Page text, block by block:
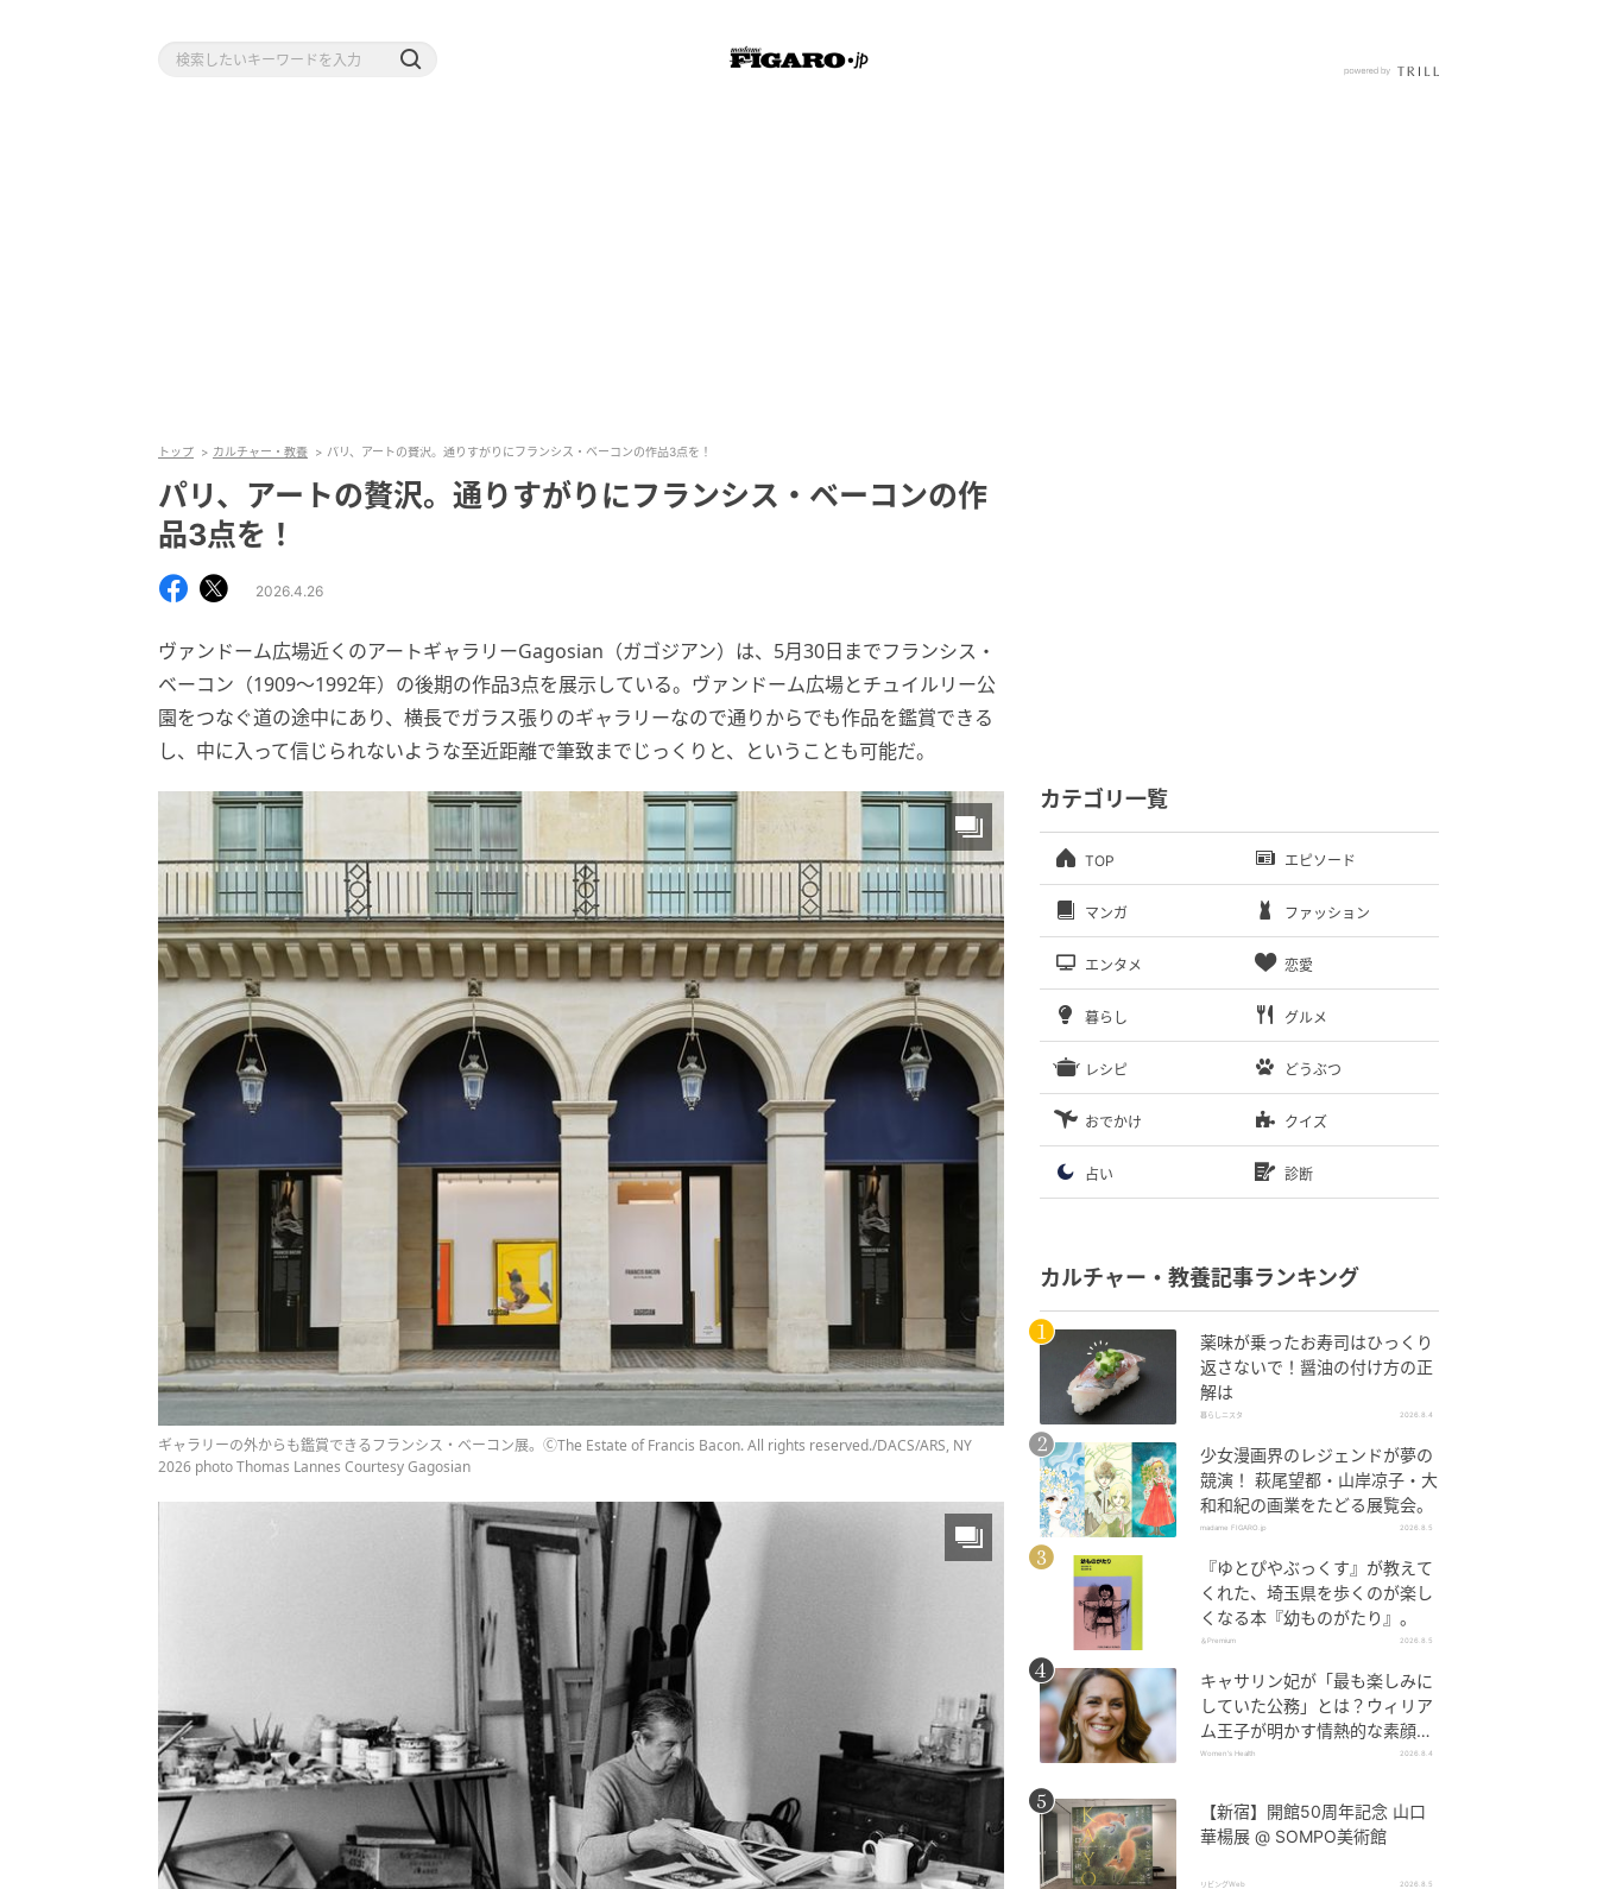
トップ カルチャー・教養 パリ、アートの贅沢。通りすがりにフランシス・ベーコンの作品3点を！
パリ、アートの贅沢。通りすがりにフランシス・ベーコンの作
品3点を！
2026.4.26
ヴァンドーム広場近くのアートギャラリーGagosian（ガゴジアン）は、5月30日までフランシス・
ベーコン（1909～1992年）の後期の作品3点を展示している。ヴァンドーム広場とチュイルリー公
園をつなぐ道の途中にあり、横長でガラス張りのギャラリーなので通りからでも作品を鑑賞できる
し、中に入って信じられないような至近距離で筆致までじっくりと、ということも可能だ。
ギャラリーの外からも鑑賞できるフランシス・ベーコン展。ⒸThe Estate of Francis Bacon. All rights reserved./DACS/ARS, NY
2026 photo Thomas Lannes Courtesy Gagosian
カテゴリ一覧
TOP エピソード
マンガ ファッション
エンタメ 恋愛
暮らし グルメ
レシピ どうぶつ
おでかけ クイズ
占い 診断
カルチャー・教養記事ランキング
薬味が乗ったお寿司はひっくり
返さないで！醤油の付け方の正
解は
暮らしニスタ 2026.8.4
少女漫画界のレジェンドが夢の
競演！ 萩尾望都・山岸凉子・大
和和紀の画業をたどる展覧会。
madame FIGARO.jp 2026.8.5
『ゆとぴやぶっくす』が教えて
くれた、埼玉県を歩くのが楽し
くなる本『幼ものがたり』。
＆Premium 2026.8.5
キャサリン妃が「最も楽しみに
していた公務」とは？ウィリア
ム王子が明かす情熱的な素顔と
健やかな回復への歩み
Women's Health 2026.8.4
【新宿】開館50周年記念 山口
華楊展 @ SOMPO美術館
リビングWeb 2026.8.5